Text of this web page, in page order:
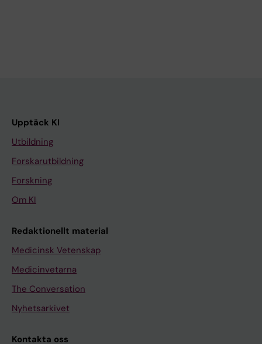
Upptäck KI
Utbildning
Forskarutbildning
Forskning
Om KI
Redaktionellt material
Medicinsk Vetenskap
Medicinvetarna
The Conversation
Nyhetsarkivet
Kontakta oss